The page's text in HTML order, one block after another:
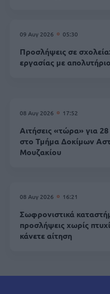
09 Αυγ 2026 05:30
Προσλήψεις σε
εργασίας με
08 Αυγ 2026 17:52
Αιτήσεις «τώρα» για
στο Τμήμα Δοκίμων
Mουζακίου
08 Αυγ 2026 16:21
Σωφρονιστικά
προσλήψεις χωρίς
κάνετε αίτηση